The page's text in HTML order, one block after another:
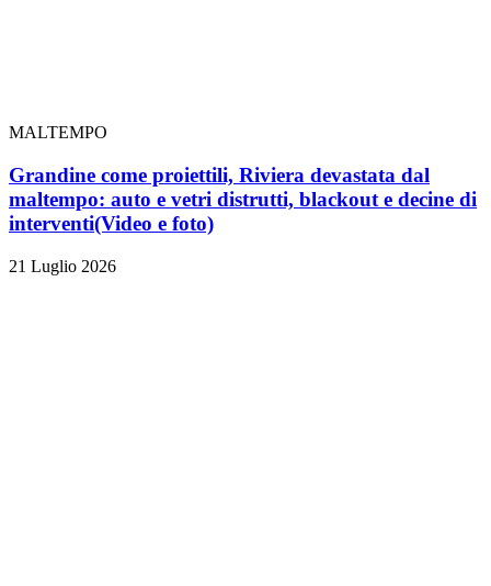
MALTEMPO
Grandine come proiettili, Riviera devastata dal
maltempo: auto e vetri distrutti, blackout e decine di
interventi(Video e foto)
21 Luglio 2026